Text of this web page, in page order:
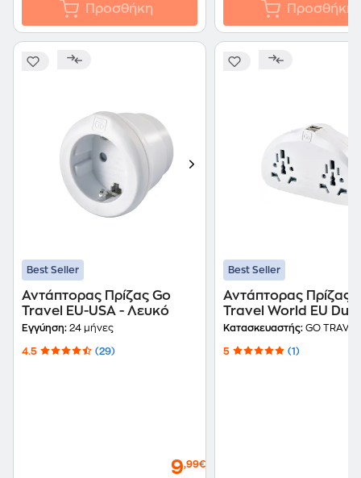
Προσθήκη Προσθήκη
Best Seller
Αντάπτορας Πρίζας Go
Travel EU-USA - Λευκό
Εγγύηση: 24 μήνες
4.5 (29)
9,99€
Best Seller
Αντάπτορας Πρίζας
Travel World EU Duo
USB - Λευκό
Κατασκευαστής: GO TRAVEL
5 (1)